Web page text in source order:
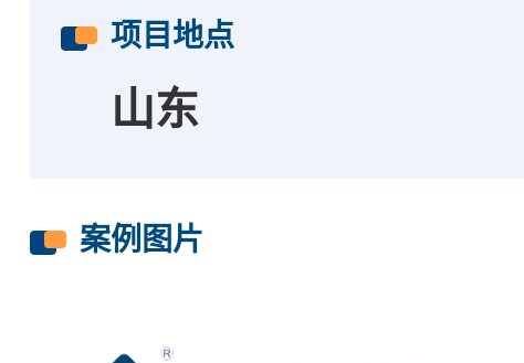
项目地点
山东
案例图片